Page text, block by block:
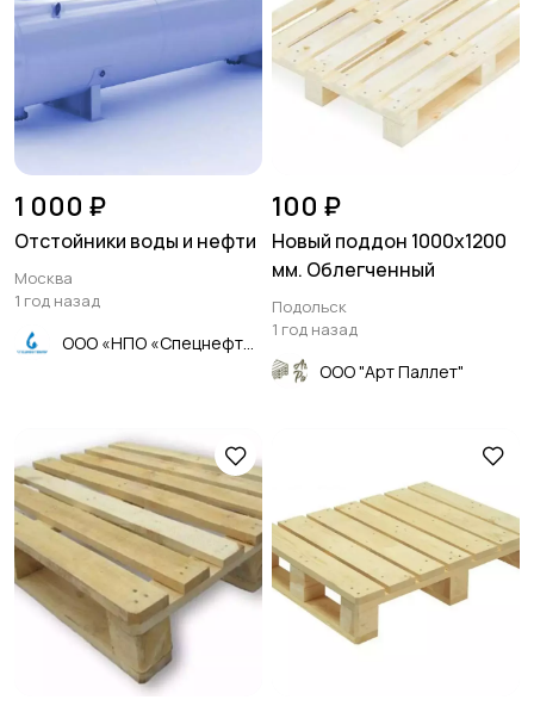
1 000 ₽
Отстойники воды и нефти
Москва
1 год назад
100 ₽
Новый поддон 1000х1200
мм. Облегченный
Подольск
1 год назад
ООО "Арт Паллет"